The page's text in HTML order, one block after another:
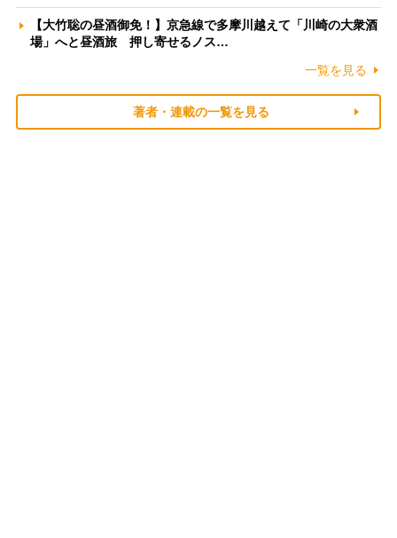
【大竹聡の昼酒御免！】京急線で多摩川越えて「川崎の大衆酒
場」へと昼酒旅 押し寄せるノス…
一覧を見る
著者・連載の一覧を見る